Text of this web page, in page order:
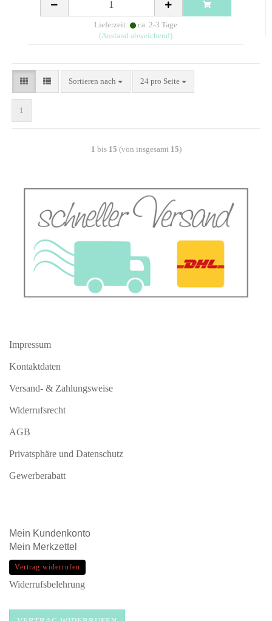
Lieferzeit:
ca. 2-3 Tage
(Ausland abweichend)
Sortieren nach 24 pro Seite
1
1 bis 15 (von insgesamt 15)
Impressum
Kontaktdaten
Versand- & Zahlungsweise
Widerrufsrecht
AGB
Privatsphäre und Datenschutz
Gewerberabatt
Mein Kundenkonto
Mein Merkzettel
Vertrag widerrufen
Widerrufsbelehrung